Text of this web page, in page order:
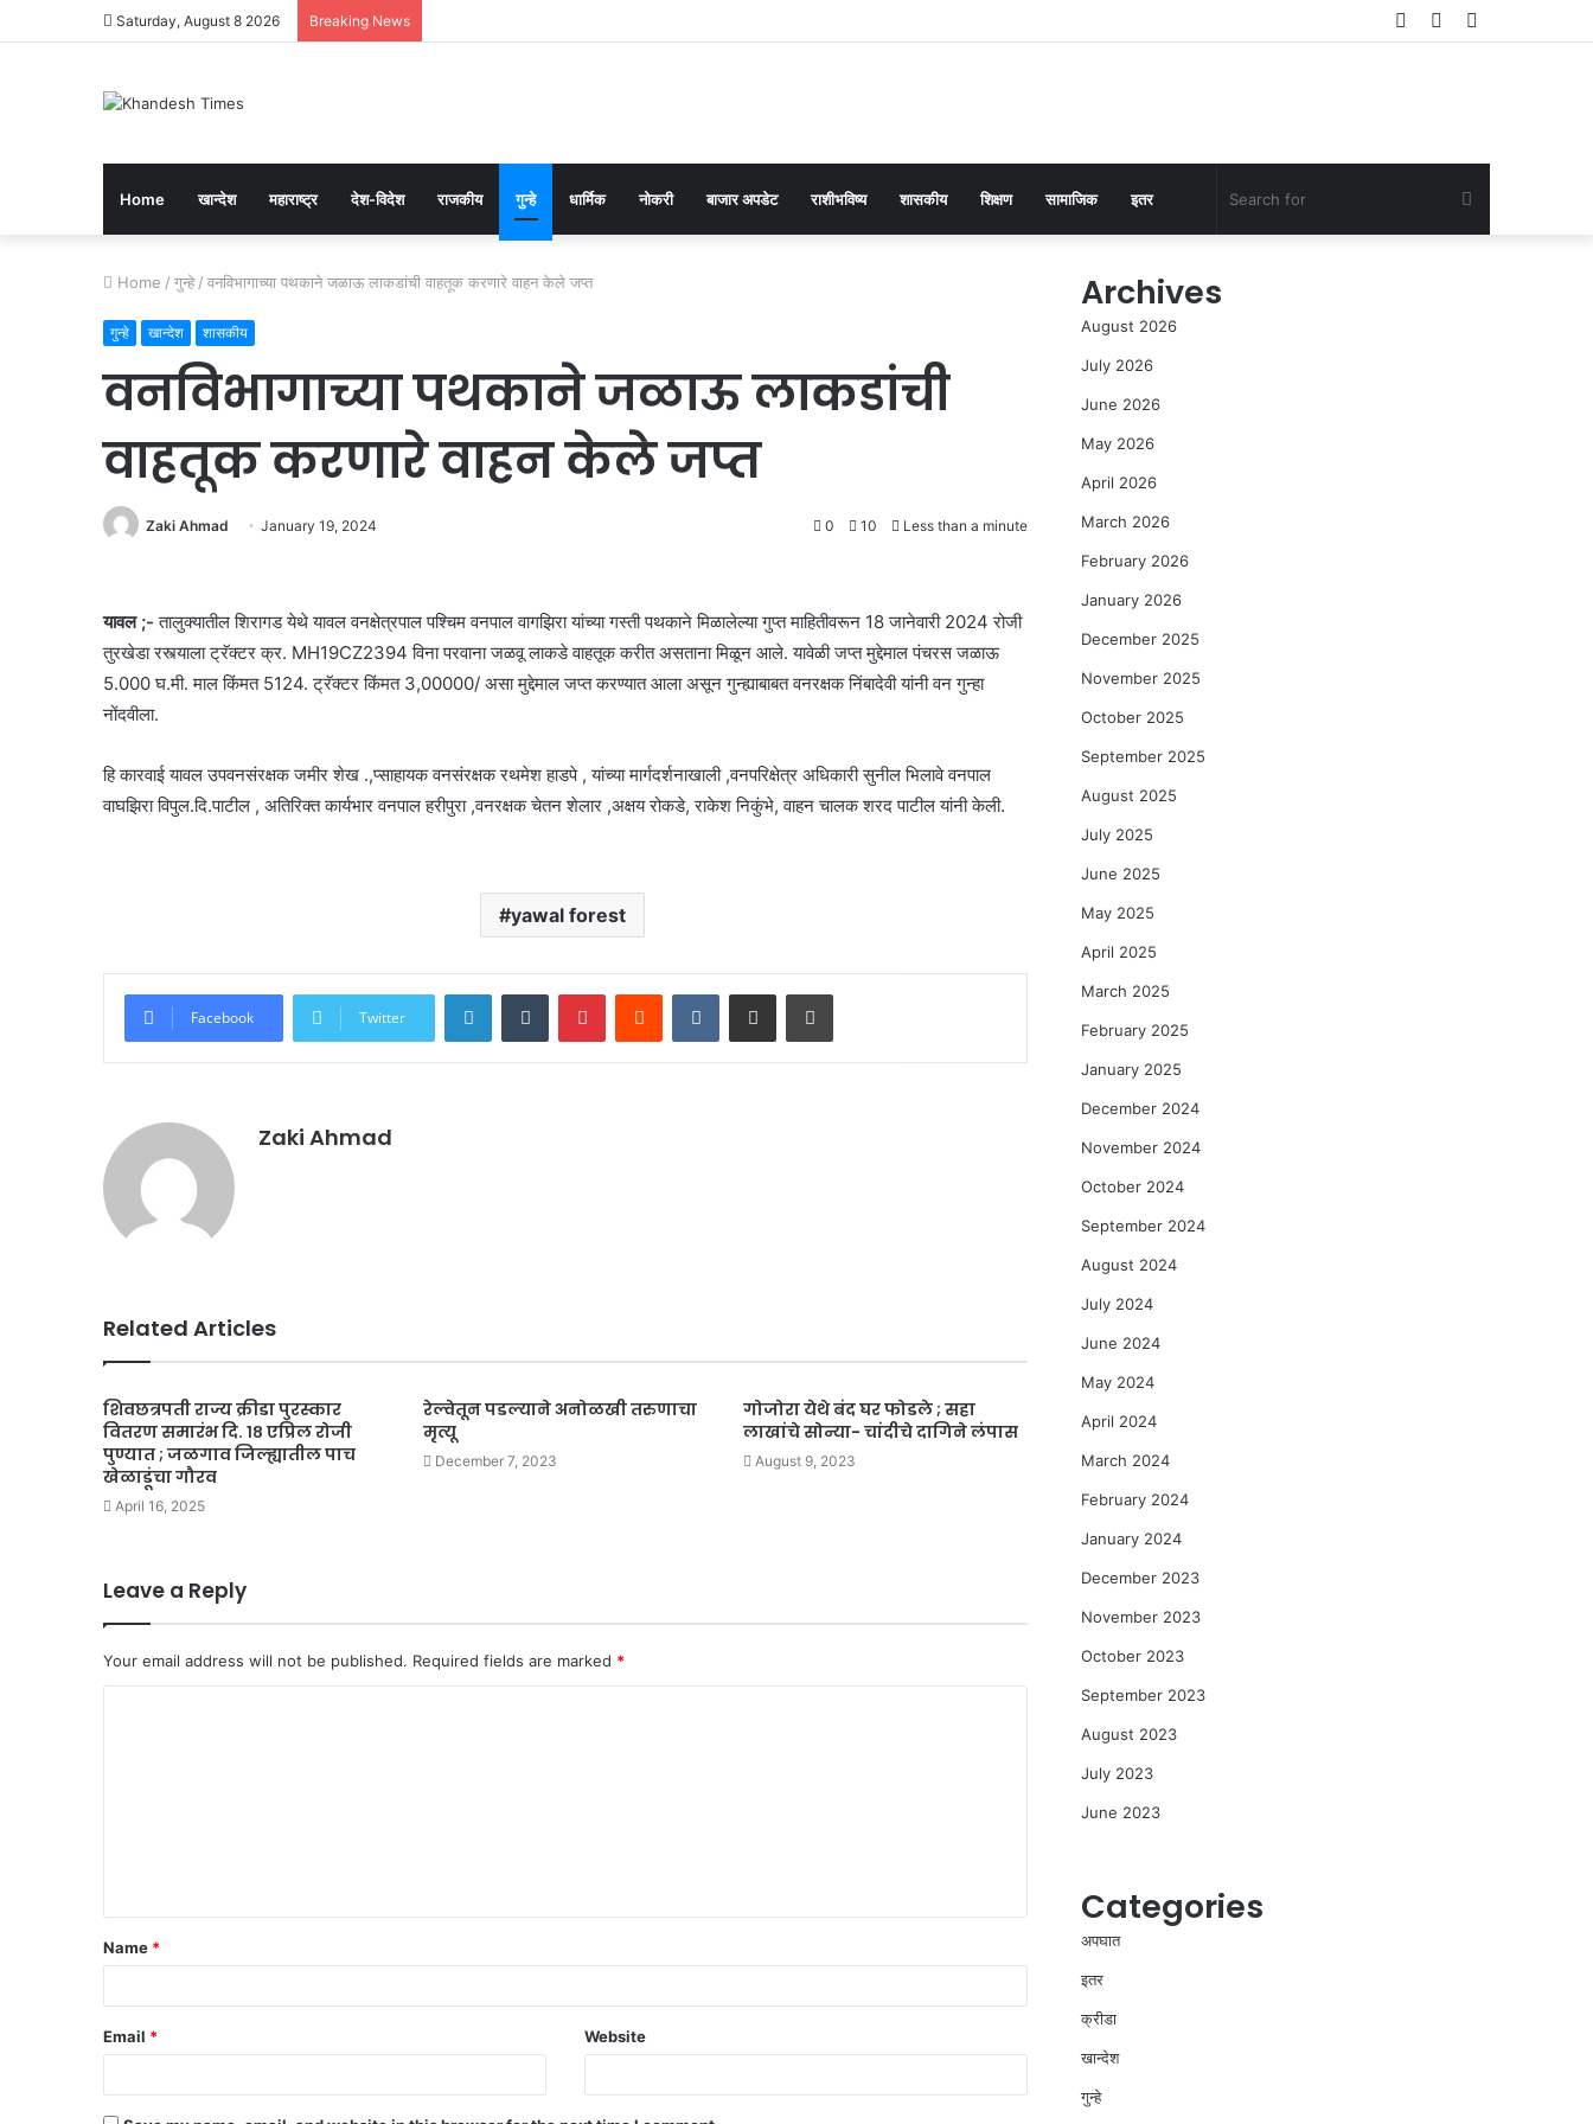
Saturday, August 8 2026 Breaking News
Random
Log
Home खान्देश महाराष्ट्र देश-विदेश राजकीय गुन्हे धार्मिक नोकरी बाजार अपडेट राशीभविष्य शासकीय शिक्षण सामाजिक इतर Search
Home / गुन्हे / वनविभागाच्या पथकाने जळाऊ लाकडांची वाहतूक करणारे वाहन केले जप्त
गुन्हे खान्देश शासकीय
वनविभागाच्या पथकाने जळाऊ लाकडांची
वाहतूक करणारे वाहन केले जप्त
Zaki Ahmad January 19, 2024 0 10 Less than a minute
यावल ;- तालुक्यातील शिरागड येथे यावल वनक्षेत्रपाल पश्चिम वनपाल वागझिरा यांच्या गस्ती पथकाने मिळालेल्या गुप्त माहितीवरून 18 जानेवारी 2024 रोजी
तुरखेडा रस्त्याला ट्रॅक्टर क्र. MH19CZ2394 विना परवाना जळवू लाकडे वाहतूक करीत असताना मिळून आले. यावेळी जप्त मुद्देमाल पंचरस जळाऊ
5.000 घ.मी. माल किंमत 5124. ट्रॅक्टर किंमत 3,00000/ असा मुद्देमाल जप्त करण्यात आला असून गुन्ह्याबाबत वनरक्षक निंबादेवी यांनी वन गुन्हा
नोंदवीला.
हि कारवाई यावल उपवनसंरक्षक जमीर शेख .,प्साहायक वनसंरक्षक रथमेश हाडपे , यांच्या मार्गदर्शनाखाली ,वनपरिक्षेत्र अधिकारी सुनील भिलावे वनपाल
वाघझिरा विपुल.दि.पाटील , अतिरिक्त कार्यभार वनपाल हरीपुरा ,वनरक्षक चेतन शेलार ,अक्षय रोकडे, राकेश निकुंभे, वाहन चालक शरद पाटील यांनी केली.
yawal forest
Facebook Twitter
LinkedInTumblr PinterestReddit VKontakteShare via Email Print
Zaki Ahmad
Related Articles
शिवछत्रपती राज्य क्रीडा पुरस्कार
वितरण समारंभ दि. १८ एप्रिल रोजी
पुण्यात ; जळगाव जिल्ह्यातील पाच
खेळाडूंचा गौरव
April 16, 2025
रेल्वेतून पडल्याने अनोळखी तरुणाचा
मृत्यू
December 7, 2023
गोजोरा येथे बंद घर फोडले ; सहा
लाखांचे सोन्या- चांदीचे दागिने लंपास
August 9, 2023
Leave a Reply
Your email address will not be published. Required fields are marked *
t
*
Name *
Email * Website
Archives
August 2026
July 2026
June 2026
May 2026
April 2026
March 2026
February 2026
January 2026
December 2025
November 2025
October 2025
September 2025
August 2025
July 2025
June 2025
May 2025
April 2025
March 2025
February 2025
January 2025
December 2024
November 2024
October 2024
September 2024
August 2024
July 2024
June 2024
May 2024
April 2024
March 2024
February 2024
January 2024
December 2023
November 2023
October 2023
September 2023
August 2023
July 2023
June 2023
Categories
अपघात
इतर
क्रीडा
खान्देश
गुन्हे